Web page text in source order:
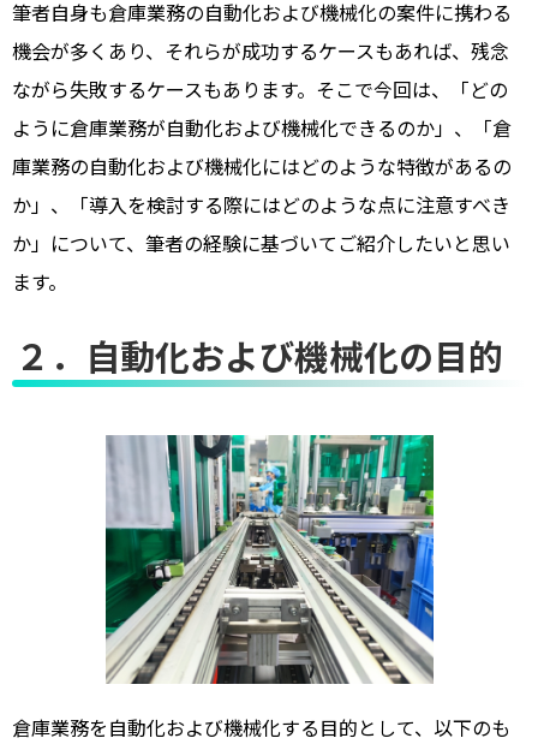
筆者自身も倉庫業務の自動化および機械化の案件に携わる
機会が多くあり、それらが成功するケースもあれば、残念
ながら失敗するケースもあります。そこで今回は、「どの
ように倉庫業務が自動化および機械化できるのか」、「倉
庫業務の自動化および機械化にはどのような特徴があるの
か」、「導入を検討する際にはどのような点に注意すべき
か」について、筆者の経験に基づいてご紹介したいと思い
ます。
２．自動化および機械化の目的
倉庫業務を自動化および機械化する目的として、以下のも